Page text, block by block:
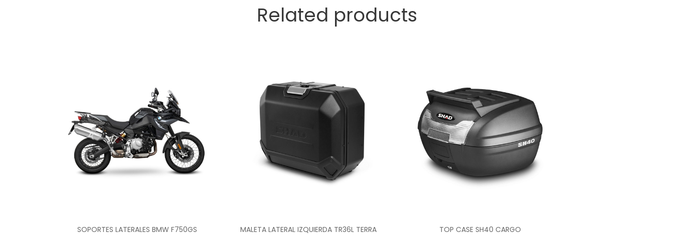
Related products
SOPORTES LATERALES BMW F750GS
MALETA LATERAL IZQUIERDA TR36L TERRA
TOP CASE SH40 CARGO